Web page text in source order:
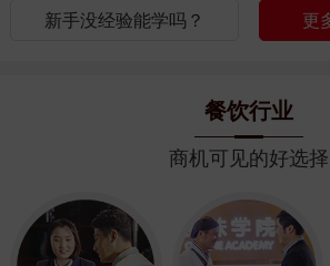
新手没经验能学吗？ 更
餐饮行业
商机可见的好选择